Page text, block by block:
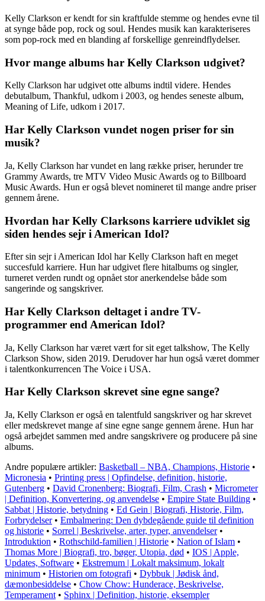
Kelly Clarkson er kendt for sin kraftfulde stemme og hendes evne til
at synge både pop, rock og soul. Hendes musik kan karakteriseres
som pop-rock med en blanding af forskellige genreindflydelser.
Hvor mange albums har Kelly Clarkson udgivet?
Kelly Clarkson har udgivet otte albums indtil videre. Hendes
debutalbum, Thankful, udkom i 2003, og hendes seneste album,
Meaning of Life, udkom i 2017.
Har Kelly Clarkson vundet nogen priser for sin
musik?
Ja, Kelly Clarkson har vundet en lang række priser, herunder tre
Grammy Awards, tre MTV Video Music Awards og to Billboard
Music Awards. Hun er også blevet nomineret til mange andre priser
gennem årene.
Hvordan har Kelly Clarksons karriere udviklet sig
siden hendes sejr i American Idol?
Efter sin sejr i American Idol har Kelly Clarkson haft en meget
succesfuld karriere. Hun har udgivet flere hitalbums og singler,
turneret verden rundt og opnået stor anerkendelse både som
sangerinde og sangskriver.
Har Kelly Clarkson deltaget i andre TV-
programmer end American Idol?
Ja, Kelly Clarkson har været vært for sit eget talkshow, The Kelly
Clarkson Show, siden 2019. Derudover har hun også været dommer
i talentkonkurrencen The Voice i USA.
Har Kelly Clarkson skrevet sine egne sange?
Ja, Kelly Clarkson er også en talentfuld sangskriver og har skrevet
eller medskrevet mange af sine egne sange gennem årene. Hun har
også arbejdet sammen med andre sangskrivere og producere på sine
albums.
Andre populære artikler: Basketball – NBA, Champions, Historie •
Micronesia • Printing press | Opfindelse, definition, historie,
Gutenberg • David Cronenberg: Biografi, Film, Crash • Micrometer
| Definition, Konvertering, og anvendelse • Empire State Building •
Sabbat | Historie, betydning • Ed Gein | Biografi, Historie, Film,
Forbrydelser• Embalmering: Den dybdegående guide til definition
og historie • Sorrel | Beskrivelse, arter, typer, anvendelser•
Introduktion • Rothschild-familien | Historie • Nation of Islam •
Thomas More | Biografi, tro, bøger, Utopia, død • IOS | Apple,
Updates, Software • Ekstremum | Lokalt maksimum, lokalt
minimum • Historien om fotografi • Dybbuk | Jødisk ånd,
dæmonbesiddelse • Chow Chow: Hunderace, Beskrivelse,
Temperament • Sphinx | Definition, historie, eksempler